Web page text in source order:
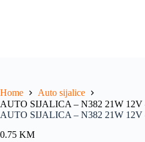
Home
Auto sijalice
AUTO SIJALICA – N382 21W
AUTO SIJALICA – N382 21W
0.75 KM